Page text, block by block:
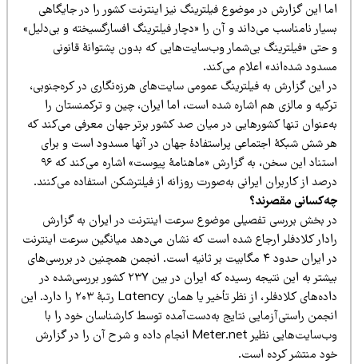
این گزارش در موضوع فیلترینگ نیز اینترنت کشور را در جایگاهی
نامناسب می‌داند و آن را «دچار فیلترینگ افسارگسیخته و بی‌دلیل»
حتی «فیلترینگ بی‌شمار وب‌سایت‌هایی که بدون پشتوانۀ قانونی
شده‌اند» اعلام می‌کند.
این گزارش به فیلترینگ عمومی سایت‌های هرزه‌نگاری در کره‌جنوبی،
و مالزی هم اشاره شده است، اما ایران،‌ چین و ترکمنستان را
تنها کشورهایی در میان صد کشور برتر جهان معرفی می‌کند که
شش شبکۀ اجتماعی پراستفادۀ جهان در آنها مسدود است و برای
استناد این سخن، به گزارش «ماهنامۀ پیوست» اشاره می‌کند که ۹۶
از کاربران ایرانی به‌صورت روزانه از فیلترشکن استفاده می‌کنند.
مقصرند؟
بخش بررسی تفصیلی موضوع سرعت اینترنت در ایران به گزارش
کلادفلر ارجاع شده است که نشان می‌دهد میانگین سرعت اینترنت
در ایران حدود ۴ مگابیت بر ثانیه است. انجمن همچنین در بررسی‌های
بیشتر به این نتیجه رسیده که ایران در بین ۲۳۷ کشور بررسی‌شده در
داده‌های کلادفلر، از نظر تأخیر یا همان Latency رتبۀ ۲۰۳ را دارد. این
راستی‌آزمایی نتایج به‌دست‌آمده توسط کارشناسان خود را با
وب‌سایت‌هایی نظیر Meter.net انجام داده و شرح آن را در گزارش
منتشر کرده است.